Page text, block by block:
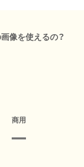
像を使えるの？
商用